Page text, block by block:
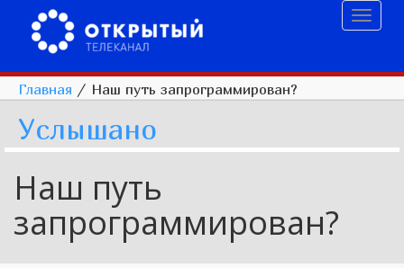
Главная / Наш путь запрограммирован?
Услышано
Наш путь
запрограммирован?